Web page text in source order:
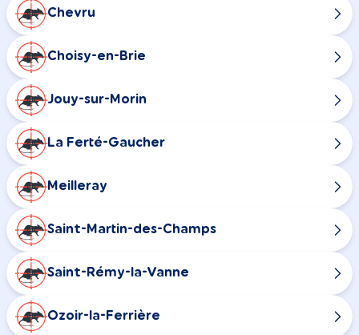
Chevru
Choisy-en-Brie
Jouy-sur-Morin
La Ferté-Gaucher
Meilleray
Saint-Martin-des-Champs
Saint-Rémy-la-Vanne
Ozoir-la-Ferrière